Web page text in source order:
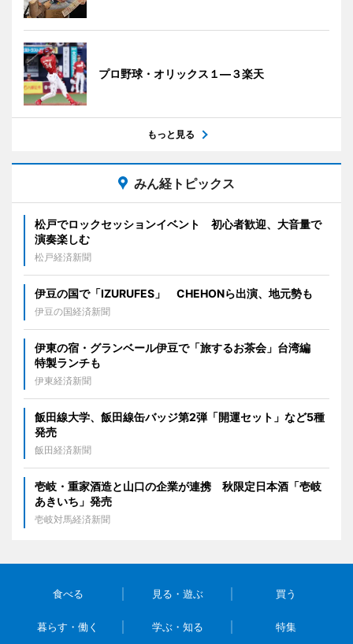
プロ野球・オリックス１―３楽天
もっと見る
みん経トピックス
松戸でロックセッションイベント 初心者歓迎、大音量で
演奏楽しむ
松戸経済新聞
伊豆の国で「IZURUFES」 CHEHONら出演、地元勢も
伊豆の国経済新聞
伊東の宿・グランベール伊豆で「旅するお茶会」台湾編
特製ランチも
伊東経済新聞
飯田線大学、飯田線缶バッジ第2弾「開運セット」など5種
発売
飯田経済新聞
壱岐・重家酒造と山口の企業が連携 秋限定日本酒「壱岐
あきいち」発売
壱岐対馬経済新聞
食べる 見る・遊ぶ 買う
暮らす・働く 学ぶ・知る 特集